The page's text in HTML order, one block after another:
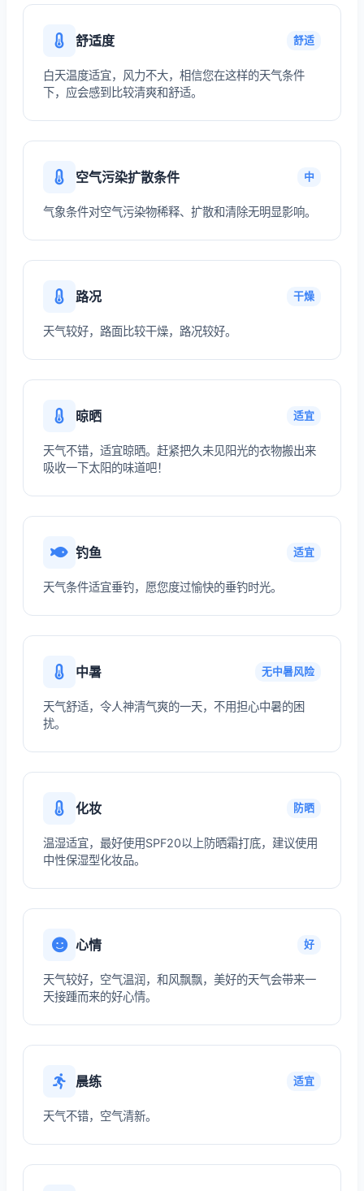
舒适度 舒适
白天温度适宜，风力不大，相信您在这样的天气条件
下，应会感到比较清爽和舒适。
空气污染扩散条件 中
气象条件对空气污染物稀释、扩散和清除无明显影响。
路况 干燥
天气较好，路面比较干燥，路况较好。
晾晒 适宜
天气不错，适宜晾晒。赶紧把久未见阳光的衣物搬出来
吸收一下太阳的味道吧！
钓鱼 适宜
天气条件适宜垂钓，愿您度过愉快的垂钓时光。
中暑 无中暑风险
天气舒适，令人神清气爽的一天，不用担心中暑的困
扰。
化妆 防晒
温湿适宜，最好使用SPF20以上防晒霜打底，建议使用
中性保湿型化妆品。
心情 好
天气较好，空气温润，和风飘飘，美好的天气会带来一
天接踵而来的好心情。
晨练 适宜
天气不错，空气清新。